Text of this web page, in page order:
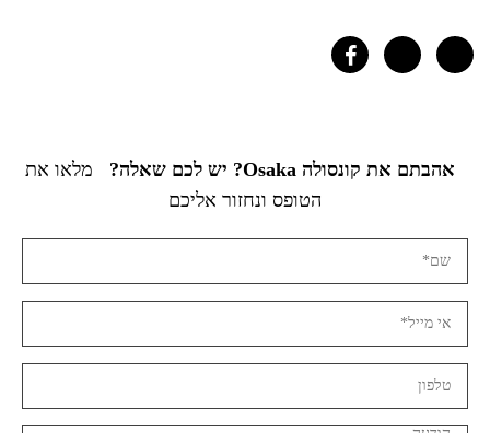
אהבתם את קונסולה Osaka? יש לכם שאלה?
מלאו את
הטופס ונחזור אליכם